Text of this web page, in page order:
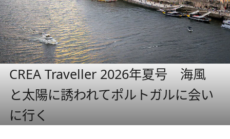
CREA Traveller 2026年夏号 海風
と太陽に誘われてポルトガルに会い
に行く